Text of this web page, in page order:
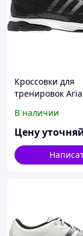
Кроссовки для
тренировок
В наличии
Цену